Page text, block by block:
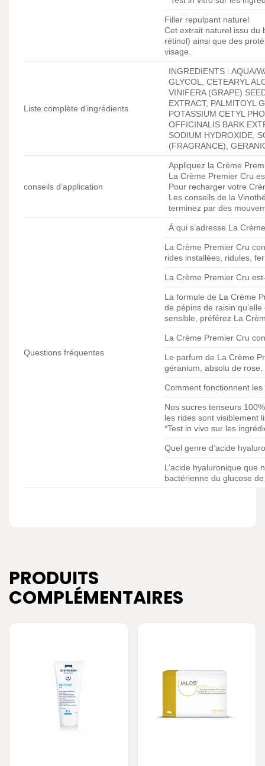
Filler repulpant naturel
Cet extrait naturel issu du
rétinol) ainsi que des
visage.
Liste complète d’ingrédients
INGREDIENTS : AQUA/
GLYCOL, CETEARYL
VINIFERA (GRAPE)
EXTRACT, PALMITOYL
POTASSIUM CETYL
OFFICINALIS BARK
SODIUM HYDROXIDE,
(FRAGRANCE),
conseils d’application
Appliquez la Crème
La Crème Premier Cru
Pour recharger votre
Les conseils de la
terminez par des
Questions fréquentes
À qui s’adresse La
La Crème Premier Cru
rides installées, ridules,
La Crème Premier Cru
La formule de La Crème
de pépins de raisin
sensible, préférez La
La Crème Premier Cru
Le parfum de La Crème
géranium, absolu de
Comment fonctionnent
Nos sucres tenseurs
les rides sont visiblement
*Test in vivo sur les
Quel genre d’acide
L’acide hyaluronique que
bactérienne du glucose
PRODUITS
COMPLÉMENTAIRES